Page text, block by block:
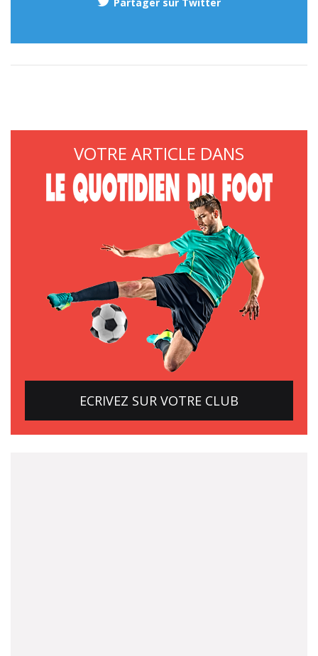
VOTRE ARTICLE DANS
ECRIVEZ SUR VOTRE CLUB